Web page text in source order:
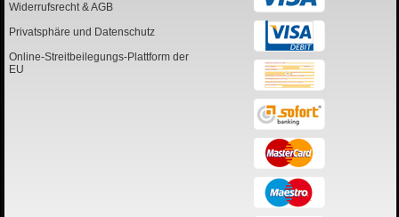
Widerrufsrecht & AGB
Privatsphäre und Datenschutz
Online-Streitbeilegungs-Plattform der
EU